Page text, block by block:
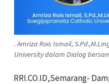
. Amriza Rois Ismail,
University dalam Dialog
RRI.CO.ID,Semarang-